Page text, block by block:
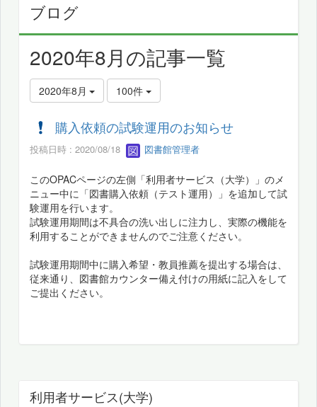
ブログ
2020年8月の記事一覧
2020年8月 100件
購入依頼の試験運用のお知らせ
投稿日時 : 2020/08/18 図書館管理者
このOPACページの左側「利用者サービス（大学）」のメ
ニュー中に「図書購入依頼（テスト運用）」を追加して試
験運用を行います。
試験運用期間は不具合の洗い出しに注力し、実際の機能を
利用することができませんのでご注意ください。
試験運用期間中に購入希望・教員推薦を提出する場合は、
従来通り、図書館カウンター備え付けの用紙に記入をして
ご提出ください。
利用者サービス(大学)